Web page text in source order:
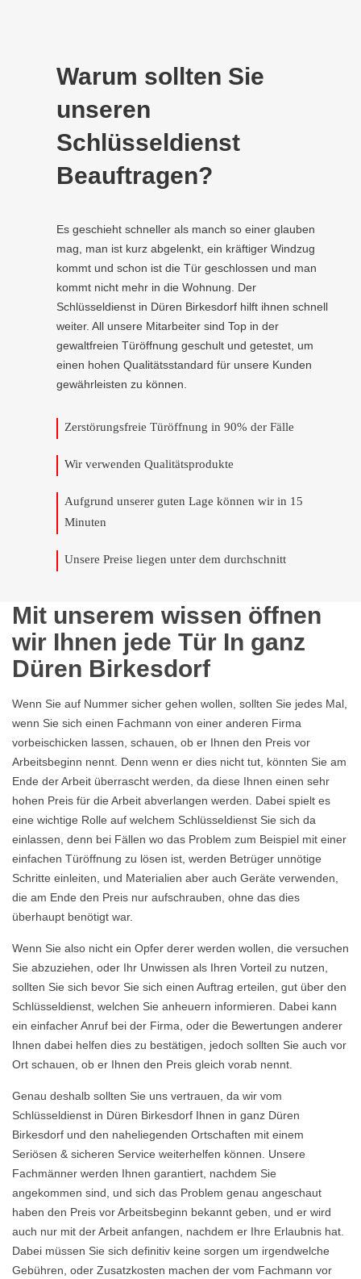
Warum sollten Sie
unseren
Schlüsseldienst
Beauftragen?
Es geschieht schneller als manch so einer glauben
mag, man ist kurz abgelenkt, ein kräftiger Windzug
kommt und schon ist die Tür geschlossen und man
kommt nicht mehr in die Wohnung. Der
Schlüsseldienst in Düren Birkesdorf hilft ihnen schnell
weiter. All unsere Mitarbeiter sind Top in der
gewaltfreien Türöffnung geschult und getestet, um
einen hohen Qualitätsstandard für unsere Kunden
gewährleisten zu können.
Zerstörungsfreie Türöffnung in 90% der Fälle
Wir verwenden Qualitätsprodukte
Aufgrund unserer guten Lage können wir in 15
Minuten
Unsere Preise liegen unter dem durchschnitt
Mit unserem wissen öffnen
wir Ihnen jede Tür In ganz
Düren Birkesdorf
Wenn Sie auf Nummer sicher gehen wollen, sollten Sie jedes Mal,
wenn Sie sich einen Fachmann von einer anderen Firma
vorbeischicken lassen, schauen, ob er Ihnen den Preis vor
Arbeitsbeginn nennt. Denn wenn er dies nicht tut, könnten Sie am
Ende der Arbeit überrascht werden, da diese Ihnen einen sehr
hohen Preis für die Arbeit abverlangen werden. Dabei spielt es
eine wichtige Rolle auf welchem Schlüsseldienst Sie sich da
einlassen, denn bei Fällen wo das Problem zum Beispiel mit einer
einfachen Türöffnung zu lösen ist, werden Betrüger unnötige
Schritte einleiten, und Materialien aber auch Geräte verwenden,
die am Ende den Preis nur aufschrauben, ohne das dies
überhaupt benötigt war.
Wenn Sie also nicht ein Opfer derer werden wollen, die versuchen
Sie abzuziehen, oder Ihr Unwissen als Ihren Vorteil zu nutzen,
sollten Sie sich bevor Sie sich einen Auftrag erteilen, gut über den
Schlüsseldienst, welchen Sie anheuern informieren. Dabei kann
ein einfacher Anruf bei der Firma, oder die Bewertungen anderer
Ihnen dabei helfen dies zu bestätigen, jedoch sollten Sie auch vor
Ort schauen, ob er Ihnen den Preis gleich vorab nennt.
Genau deshalb sollten Sie uns vertrauen, da wir vom
Schlüsseldienst in Düren Birkesdorf Ihnen in ganz Düren
Birkesdorf und den naheliegenden Ortschaften mit einem
Seriösen & sicheren Service weiterhelfen können. Unsere
Fachmänner werden Ihnen garantiert, nachdem Sie
angekommen sind, und sich das Problem genau angeschaut
haben den Preis vor Arbeitsbeginn bekannt geben, und er wird
auch nur mit der Arbeit anfangen, nachdem er Ihre Erlaubnis hat.
Dabei müssen Sie sich definitiv keine sorgen um irgendwelche
Gebühren, oder Zusatzkosten machen der vom Fachmann vor